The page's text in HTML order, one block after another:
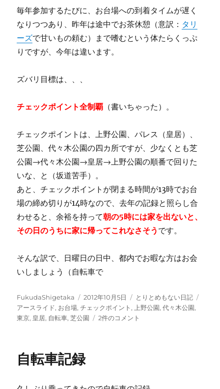
毎年参加するたびに、お台場への到着タイムが遅く
なりつつあり、昨年は途中でお茶休憩（意訳： タリ
ーズで甘いもの頼む）まで嗜むという体たらくっぷ
りですが、今年は違います。
ズバリ目標は、、、
チェックポイント全制覇 （書いちゃった）。
チェックポイントは、上野公園、パレス（皇居）、
芝公園、代々木公園の四カ所ですが、少なくとも芝
公園→代々木公園→皇居→上野公園の順番で回りた
いな、と（坂道苦手）。
あと、チェックポイントが閉まる時間が13時でお台
場の締め切りが14時なので、去年の記録と照らし合
わせると、余裕を持って朝の5時には家を出ないと、
その日のうちに家に帰ってこれなさそう です。
そんな訳で、日曜日の日中、都内でお暇な方はお会
いしましょう（自転車で
投
稿
者
FukudaShigetaka
投
稿
日:
2012年10月5日
カ
テ
ゴ
とりとめもない日記
アースライド, お台場,チェックポイント , 上野公園,代々木公園,
東京, 皇居, 自転車,芝公園
今
2件のコメント
自転車記録